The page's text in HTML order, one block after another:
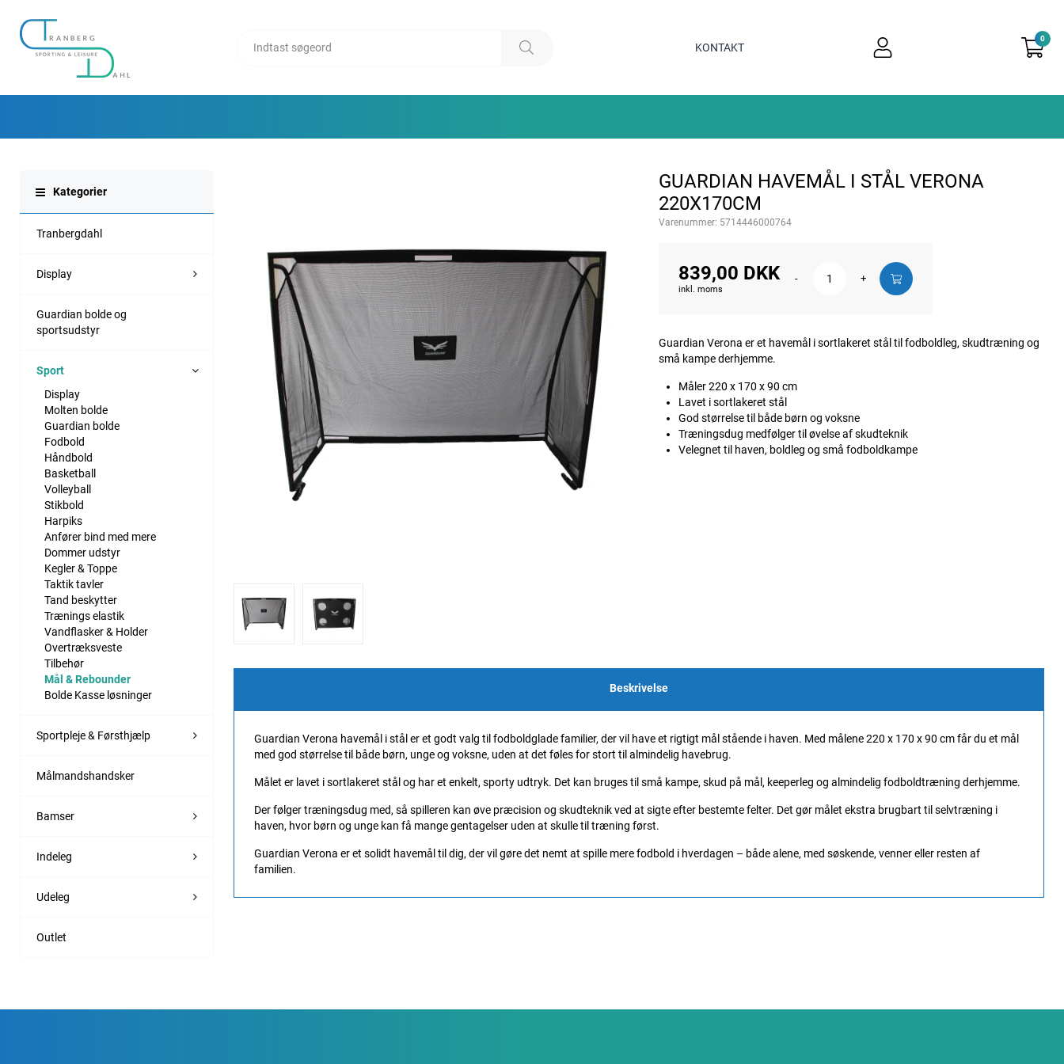
KONTAKT
0
Kategorier
Tranbergdahl
Display
Guardian bolde og
sportsudstyr
Sport
Display
Molten bolde
Guardian bolde
Fodbold
Håndbold
Basketball
Volleyball
Stikbold
Harpiks
Anfører bind med mere
Dommer udstyr
Kegler & Toppe
Taktik tavler
Tand beskytter
Trænings elastik
Vandflasker & Holder
Overtræksveste
Tilbehør
Mål & Rebounder
Bolde Kasse løsninger
Sportpleje & Førsthjælp
Målmandshandsker
Bamser
Indeleg
Udeleg
Outlet
GUARDIAN HAVEMÅL I STÅL VERONA
220X170CM
Varenummer: 5714446000764
839,00 DKK
inkl. moms
- +
Guardian Verona er et havemål i sortlakeret stål til fodboldleg, skudtræning og
små kampe derhjemme.
Måler 220 x 170 x 90 cm
Lavet i sortlakeret stål
God størrelse til både børn og voksne
Træningsdug medfølger til øvelse af skudteknik
Velegnet til haven, boldleg og små fodboldkampe
Beskrivelse
Guardian Verona havemål i stål er et godt valg til fodboldglade familier, der vil have et rigtigt mål stående i haven. Med målene 220 x 170 x 90 cm får du et mål
med god størrelse til både børn, unge og voksne, uden at det føles for stort til almindelig havebrug.
Målet er lavet i sortlakeret stål og har et enkelt, sporty udtryk. Det kan bruges til små kampe, skud på mål, keeperleg og almindelig fodboldtræning derhjemme.
Der følger træningsdug med, så spilleren kan øve præcision og skudteknik ved at sigte efter bestemte felter. Det gør målet ekstra brugbart til selvtræning i
haven, hvor børn og unge kan få mange gentagelser uden at skulle til træning først.
Guardian Verona er et solidt havemål til dig, der vil gøre det nemt at spille mere fodbold i hverdagen – både alene, med søskende, venner eller resten af
familien.